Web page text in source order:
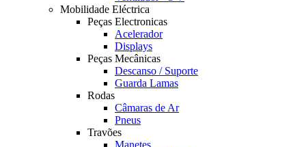
Mobilidade Eléctrica
Peças Electronicas
Acelerador
Displays
Peças Mecânicas
Descanso / Suporte
Guarda Lamas
Rodas
Câmaras de Ar
Pneus
Travões
Manetes